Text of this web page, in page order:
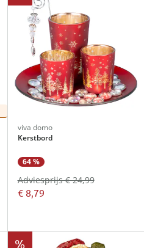
viva domo
Kerstbord
64 %
€ 8,79
Adviesprijs € 24,99
%